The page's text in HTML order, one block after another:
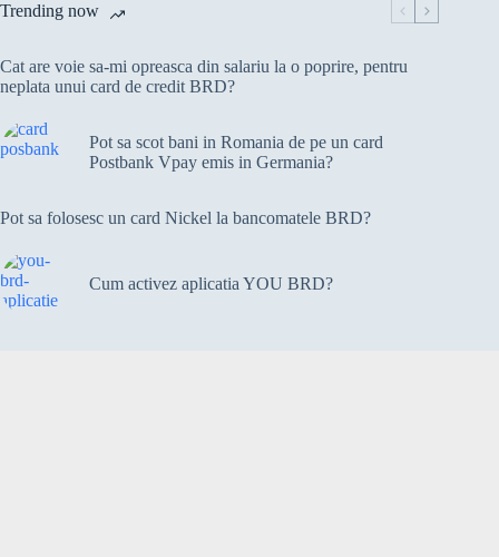
Trending now
Cat are voie sa-mi opreasca din salariu la o poprire, pentru
neplata unui card de credit BRD?
Pot sa scot bani in Romania de pe un card
Postbank Vpay emis in Germania?
Pot sa folosesc un card Nickel la bancomatele BRD?
Cum activez aplicatia YOU BRD?